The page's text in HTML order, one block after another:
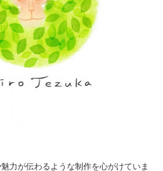
力が伝わるような制作を心がけていま